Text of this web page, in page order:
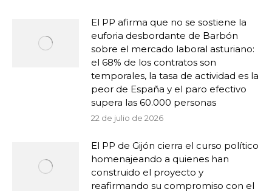
El PP afirma que no se sostiene la
euforia desbordante de Barbón
sobre el mercado laboral asturiano:
el 68% de los contratos son
temporales, la tasa de actividad es la
peor de España y el paro efectivo
supera las 60.000 personas
22 de julio de 2026
El PP de Gijón cierra el curso político
homenajeando a quienes han
construido el proyecto y
reafirmando su compromiso con el